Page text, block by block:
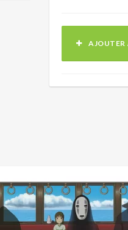
AJOUTER